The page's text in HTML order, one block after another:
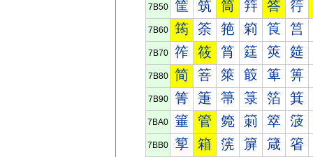
7B50 筐 筑 筒 筓 答 筕
7B60 筠 筡 筢 筣 筤 筥
7B70 筰 筱 筲 筳 筴 筵
7B80 简 箁 箂 箃 箄 箅
7B90 箐 箑 箒 箓 箔 箕
7BA0 箠 管 箢 箣 箤 箥
7BB0 箰 箱 箲 箳 箴 箵